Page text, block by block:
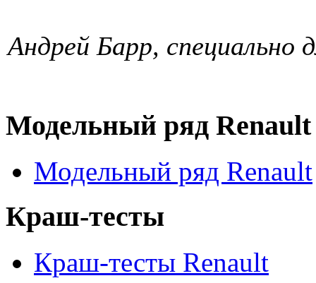
Андрей Барр, специально
Модельный ряд Renault
Модельный ряд Renault
Краш-тесты
Краш-тесты Renault